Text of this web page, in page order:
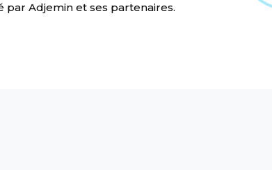
Adjemin et ses partenaires.